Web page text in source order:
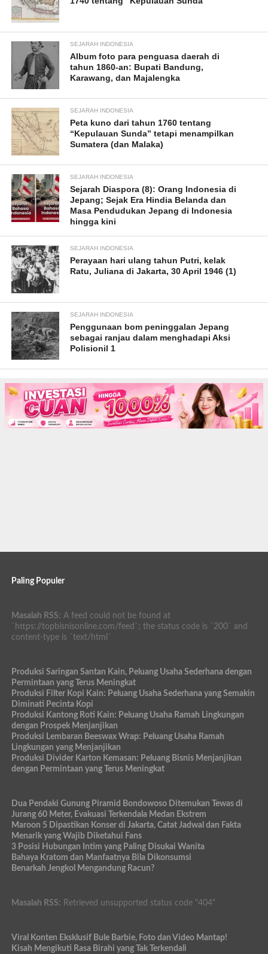
SEJARAH INDONESIA
Album foto para penguasa daerah di
tahun 1860-an: Bupati Bandung,
Karawang, dan Majalengka
SEJARAH INDONESIA
Peta kuno dari tahun 1760 tentang
“Kepulauan Sunda” tetapi menampilkan
Sumatera (dan Malaka)
SEJARAH INDONESIA
Sejarah Diaspora (8): Orang Indonesia di
Jepang; Sejak Era Hindia Belanda dan
Masa Pendudukan Jepang di Indonesia
hingga kini
SEJARAH INDONESIA
Perayaan hari ulang tahun Putri, kelak
Ratu, Juliana di Jakarta, 30 April 1946 (1)
SEJARAH INDONESIA
Penggunaan bom peninggalan Jepang
sebagai ranjau dalam menghadapi Aksi
Polisionil 1
Paling Populer
Masalah RSS: A feed could not be found at
`https://topbisnisonline.com/feed`; the status code is `200` and
content-type is `text/html`
Produksi Saringan Santan Kain, Peluang Usaha Sederhana dengan
Permintaan yang Terus Meningkat
Produksi Filter Kopi Kain: Peluang Usaha Sederhana yang Semakin
Diminati Pecinta Kopi
Produksi Kantong Roti Kain: Peluang Usaha Ramah Lingkungan
dengan Prospek Menjanjikan
Produksi Lembaran Beeswax Wrap: Peluang Usaha Ramah
Lingkungan yang Menjanjikan
Produksi Divider Karton Kemasan: Peluang Bisnis Menjanjikan
dengan Permintaan yang Terus Meningkat
Dua Pendaki Gunung Piramid Bondowoso Ditemukan Tewas di
Jurang 60 Meter, Evakuasi Terkendala Medan Ekstrem
Maroon 5 Dipastikan Konser di Jakarta, Catat Jadwal dan Fakta
Menarik yang Wajib Diketahui Fans
3 Posisi Hubungan Intim yang Paling Disukai Wanita
Bahaya Kratom dan Manfaatnya Bila Dikonsumsi
Benarkah Jengkol Mengandung Racun?
Masalah RSS: Retrieved unsupported status code "404"
Viral Konten Eksklusif Bule Barbie, Foto dan Video Mantap!
Kisah Mengikuti Rasa Birahi yang Tak Terkendali